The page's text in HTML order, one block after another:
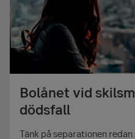
Bolånet vid
dödsfall
Tänk på separationen